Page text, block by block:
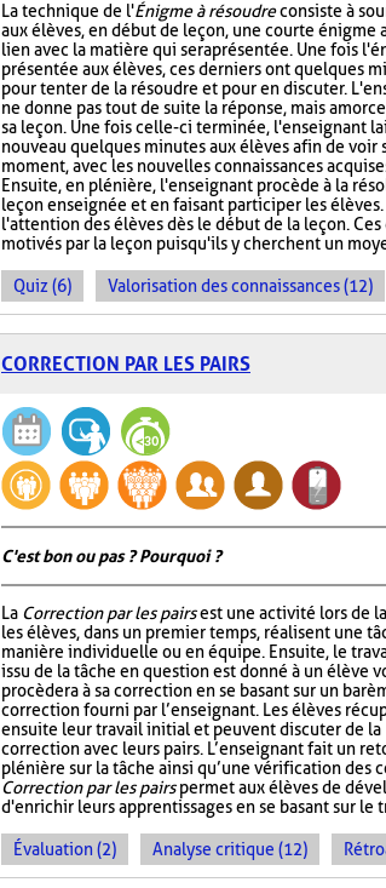
La technique de l'Énigme à résoudreconsiste à
aux élèves, en début de leçon, une courte énigme
lien avec la matière qui sera présentée. Une fois
présentée aux élèves, ces derniers ont quelques
pour tenter de la résoudre et pour en discuter.
ne donne pas tout de suite la réponse, mais
sa leçon. Une fois celle-ci terminée, l'enseignant
nouveau quelques minutes aux élèves afin de voir
moment, avec les nouvelles connaissances
Ensuite, en plénière, l'enseignant procède à la
leçon enseignée et en faisant participer les
l'attention des élèves dès le début de la leçon.
motivés par la leçon puisqu'ils y cherchent un
Quiz (6) Valorisation des connaissances (12)
CORRECTION PAR LES PAIRS
C'est bon ou pas ? Pourquoi ?
La Correction par les pairsest une activité lors de
les élèves, dans un premier temps, réalisent une
manière individuelle ou en équipe. Ensuite, le
issu de la tâche en question est donné à un élève
procèdera à sa correction en se basant sur un
correction fourni par l’enseignant. Les élèves
ensuite leur travail initial et peuvent discuter de la
correction avec leurs pairs. L’enseignant fait un
plénière sur la tâche ainsi qu’une vérification des
Correction par les pairspermet aux élèves de
d'enrichir leurs apprentissages en se basant sur le
Évaluation (2) Analyse critique (12)